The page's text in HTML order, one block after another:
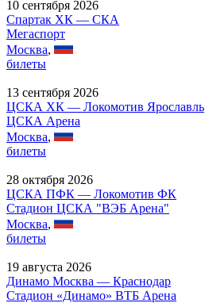
10 сентября 2026
Спартак ХК — СКА
Мегаспорт
Москва,
билеты
13 сентября 2026
ЦСКА ХК — Локомотив Ярославль
ЦСКА Арена
Москва,
билеты
28 октября 2026
ЦСКА ПФК — Локомотив ФК
Стадион ЦСКА "ВЭБ Арена"
Москва,
билеты
19 августа 2026
Динамо Москва — Краснодар
Стадион «Динамо» ВТБ Арена